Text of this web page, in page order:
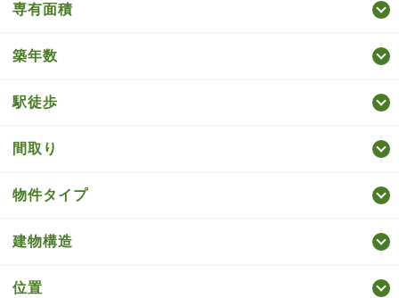
専有面積
築年数
駅徒歩
間取り
物件タイプ
建物構造
位置